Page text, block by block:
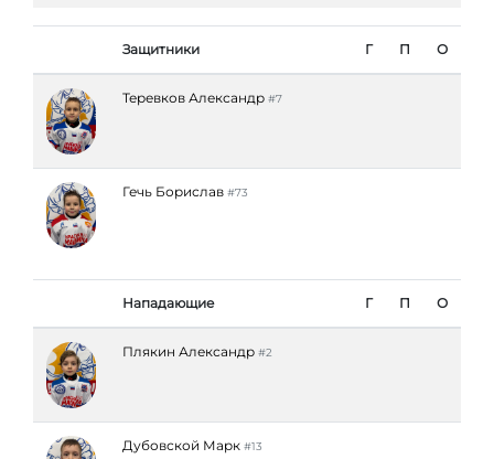
Защитники Г П О
Теревков Александр #7
Гечь Борислав #73
Нападающие Г П О
Плякин Александр #2
Дубовской Марк #13